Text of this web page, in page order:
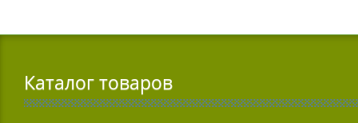
Каталог товаров